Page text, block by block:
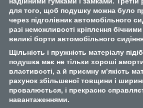
для того, щоб подушку можна було
через підголівник автомобільного
разі неможливості кріплення
великі борти автомобільного
Щільність і пружність матеріалу
подушка має не тільки хороші
властивості, а й приємну м’якість
рахунок збільшеної товщини і
провалюється, і прекрасно
навантаженнями.